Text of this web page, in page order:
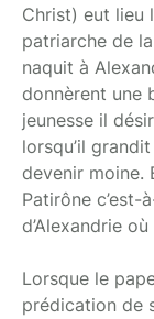
Christ) eut lieu
patriarche de
naquit à
donnèrent une
jeunesse il
lorsqu’il
devenir moine.
Patirône c’est-
d’Alexandrie
Lorsque le
prédication de